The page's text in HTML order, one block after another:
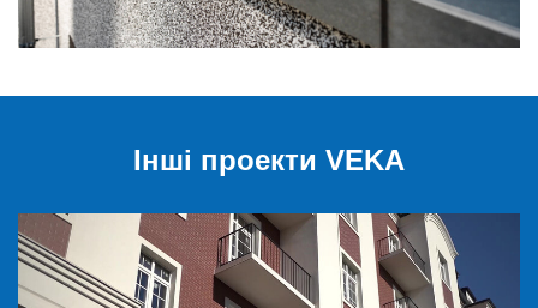
Інші проекти VEKA